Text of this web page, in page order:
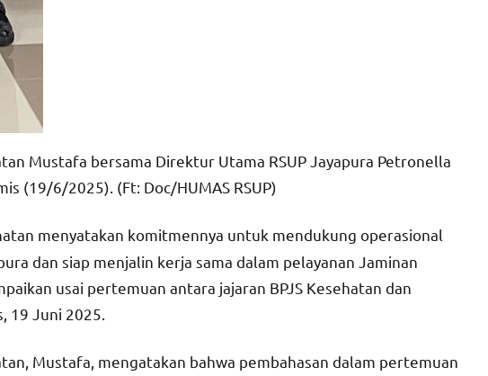
Mustafa bersama Direktur Utama RSUP Jayapura Petronella
(19/6/2025). (Ft: Doc/HUMAS RSUP)
menyatakan komitmennya untuk mendukung operasional
dan siap menjalin kerja sama dalam pelayanan Jaminan
usai pertemuan antara jajaran BPJS Kesehatan dan
19 Juni 2025.
Mustafa, mengatakan bahwa pembahasan dalam pertemuan